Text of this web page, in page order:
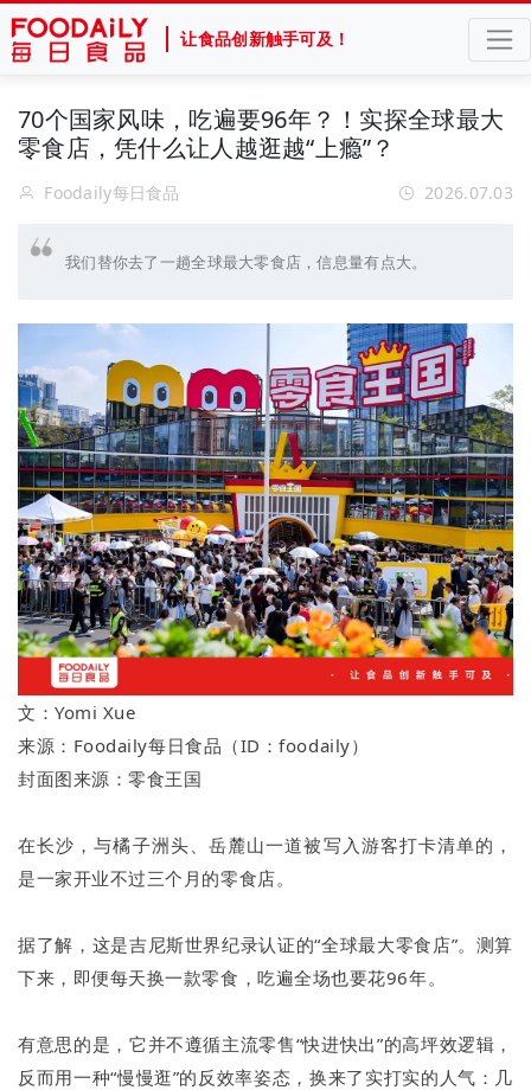
让食品创新触手可及！
70个国家风味，吃遍要96年？！实探全球最大
零食店，凭什么让人越逛越“上瘾”？
Foodaily每日食品 2026.07.03
我们替你去了一趟全球最大零食店，信息量有点大。
文：Yomi Xue
来源：Foodaily每日食品（ID：foodaily）
封面图来源：零食王国
在长沙，与橘子洲头、岳麓山一道被写入游客打卡清单的，
是一家开业不过三个月的零食店。
据了解，这是吉尼斯世界纪录认证的“全球最大零食店”。测算
下来，即便每天换一款零食，吃遍全场也要花96年。
有意思的是，它并不遵循主流零售“快进快出”的高坪效逻辑，
反而用一种“慢慢逛”的反效率姿态，换来了实打实的人气：几